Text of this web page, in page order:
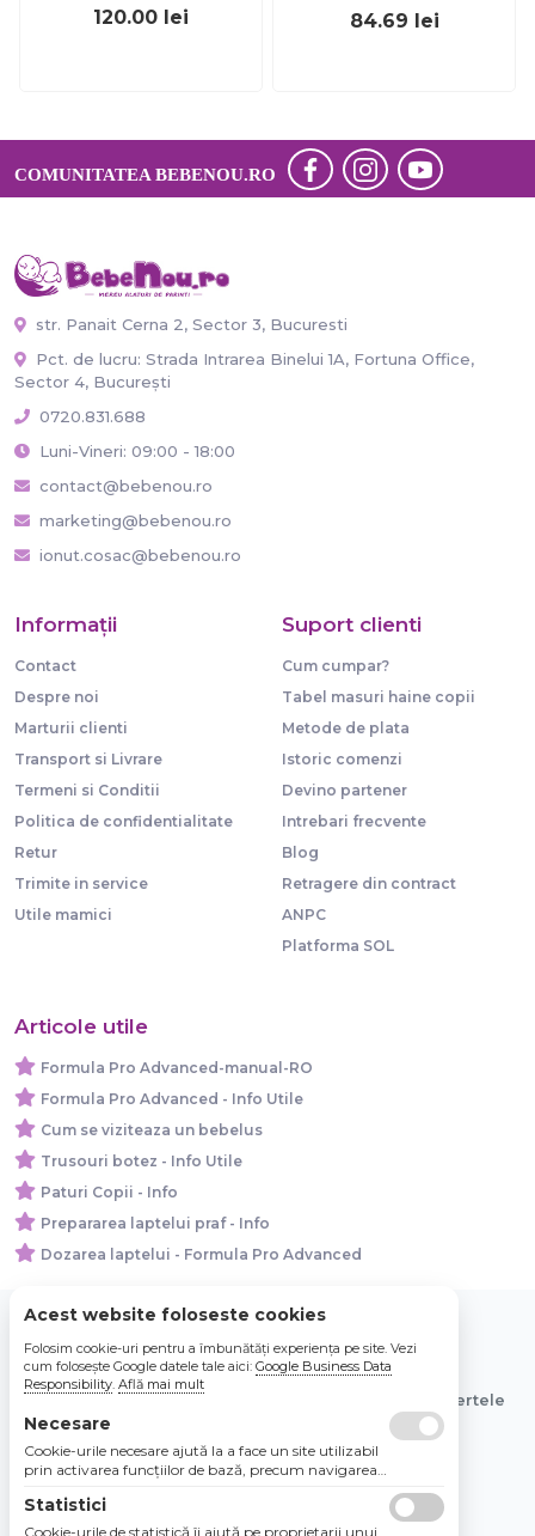
120.00 lei 84.69 lei
COMUNITATEA BEBENOU.RO
str. Panait Cerna 2, Sector 3, Bucuresti
Pct. de lucru: Strada Intrarea Binelui 1A, Fortuna Office,
Sector 4, București
0720.831.688
Luni-Vineri: 09:00 - 18:00
contact@bebenou.ro
marketing@bebenou.ro
ionut.cosac@bebenou.ro
Informaţii
Contact
Despre noi
Marturii clienti
Transport si Livrare
Termeni si Conditii
Politica de confidentialitate
Retur
Trimite in service
Utile mamici
Suport clienti
Cum cumpar?
Tabel masuri haine copii
Metode de plata
Istoric comenzi
Devino partener
Intrebari frecvente
Blog
Retragere din contract
ANPC
Platforma SOL
Articole utile
Formula Pro Advanced-manual-RO
Formula Pro Advanced - Info Utile
Cum se viziteaza un bebelus
Trusouri botez - Info Utile
Paturi Copii - Info
Prepararea laptelui praf - Info
Dozarea laptelui - Formula Pro Advanced
© 2026 Bebe Nou Online Store SRL
Toate preturile sunt exprimate in lei si includ tva. Ofertele
sunt valabile in limita stocului disponibil.
Acest website foloseste cookies
Folosim cookie-uri pentru a îmbunătăți experiența pe site. Vezi
cum folosește Google datele tale aici: Google Business Data
Responsibility. Află mai mult
Necesare
Cookie-urile necesare ajută la a face un site utilizabil
prin activarea funcţiilor de bază, precum navigarea
Site-ul nu poate funcţiona corespunzător fără aceste
cookie-uri.
Statistici
Cookie-urile de statistică îi ajută pe proprietarii unui